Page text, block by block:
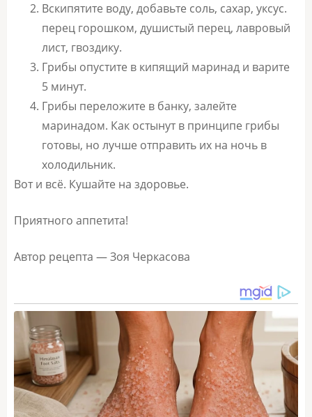
Вскипятите воду, добавьте соль, сахар, уксус.
перец горошком, душистый перец, лавровый
лист, гвоздику.
Грибы опустите в кипящий маринад и варите
5 минут.
Грибы переложите в банку, залейте
маринадом. Как остынут в принципе грибы
готовы, но лучше отправить их на ночь в
холодильник.
Вот и всё. Кушайте на здоровье.
Приятного аппетита!
Автор рецепта — Зоя Черкасова